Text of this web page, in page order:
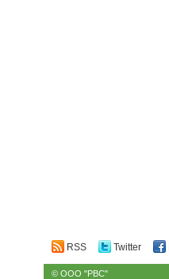
RSS Twitter
© ООО "РВС"